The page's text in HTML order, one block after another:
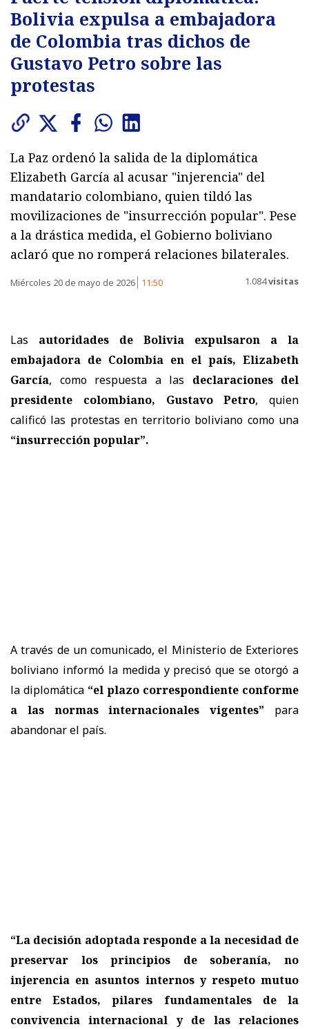
Bolivia expulsa a embajadora
de Colombia tras dichos de
Gustavo Petro sobre las
protestas
La Paz ordenó la salida de la diplomática
Elizabeth García al acusar "injerencia" del
mandatario colombiano, quien tildó las
movilizaciones de "insurrección popular". Pese
a la drástica medida, el Gobierno boliviano
aclaró que no romperá relaciones bilaterales.
Miércoles 20 de mayo de 2026 11:50 1.084visitas
Las autoridades de Bolivia expulsaron a la
embajadora de Colombia en el país, Elizabeth
García, como respuesta a las declaraciones del
presidente colombiano, Gustavo Petro, quien
calificó las protestas en territorio boliviano como una
“insurrección popular”.
A través de un comunicado, el Ministerio de Exteriores
boliviano informó la medida y precisó que se otorgó a
la diplomática “el plazo correspondiente conforme
a las normas internacionales vigentes” para
abandonar el país.
“La decisión adoptada responde a la necesidad de
preservar los principios de soberanía, no
injerencia en asuntos internos y respeto mutuo
entre Estados, pilares fundamentales de la
convivencia internacional y de las relaciones